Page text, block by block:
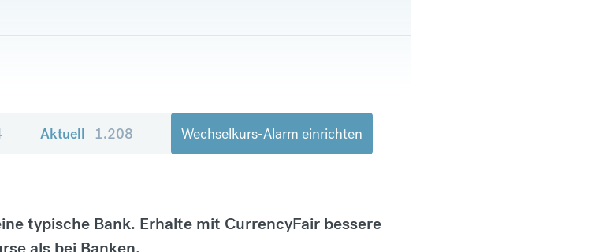
Aktuell 1.208 Wechselkurs-Alarm einrichten
typische Bank. Erhalte mit CurrencyFair bessere
als bei Banken.